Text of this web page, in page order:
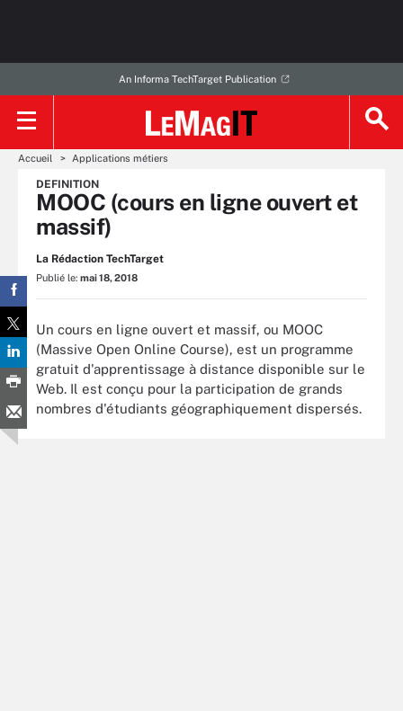
An Informa TechTarget Publication
Accueil Applications métiers
DEFINITION
MOOC (cours en ligne ouvert et
massif)
La Rédaction TechTarget
Publié le: mai 18, 2018
Un cours en ligne ouvert et massif, ou MOOC
(Massive Open Online Course), est un programme
gratuit d'apprentissage à distance disponible sur le
Web. Il est conçu pour la participation de grands
nombres d'étudiants géographiquement dispersés.